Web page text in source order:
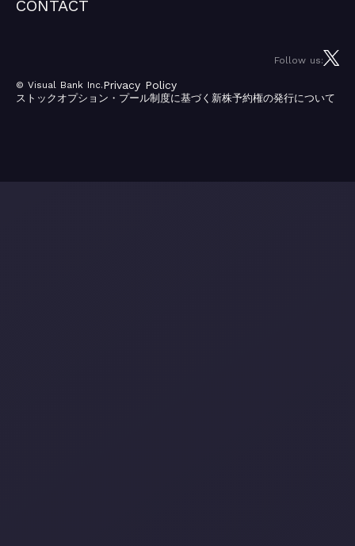
RECRUIT
CONTACT
Follow us:
©︎ Visual Bank Inc.Privacy Policy
ストックオプション・プール制度に基づく新株予約権の発行について